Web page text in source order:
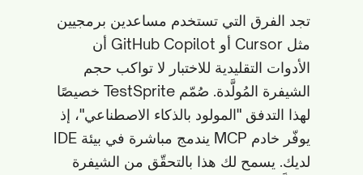
تجد الفرق التي تستخدم مساعدين برمجيين
مثل Cursor أو GitHub Copilot أن
الأدوات التقليدية للاختبار لا تواكب حجم
الشيفرة المُولَّدة. صُمّم TestSprite خصيصًا
لهذا التدفق "المولود بالذكاء الاصطناعي"، إذ
يوفّر خادم MCP يندمج مباشرة في بيئة IDE
لديك. يسمح لك هذا بالتحقّق من الشيفرة